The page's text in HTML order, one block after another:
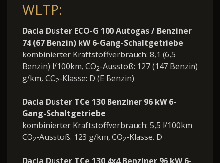
WLTP:
Dacia Duster ECO-G 100 Autogas / Benziner
74 (67 Benzin) kW 6-Gang-Schaltgetriebe
kombinierter Kraftstoffverbrauch: 8,1 (6,5
Benzin) l/100km, CO2-Ausstoß: 127 (147 Benzin)
g/km, CO2-Klasse: D (E Benzin)
Dacia Duster TCe 130 Benziner 96 kW 6-
Gang-Schaltgetriebe
kombinierter Kraftstoffverbrauch: 5,5 l/100km,
CO2-Ausstoß: 123 g/km, CO2-Klasse: D
Dacia Duster TCe 130 4x4 Benziner 96 kW 6-